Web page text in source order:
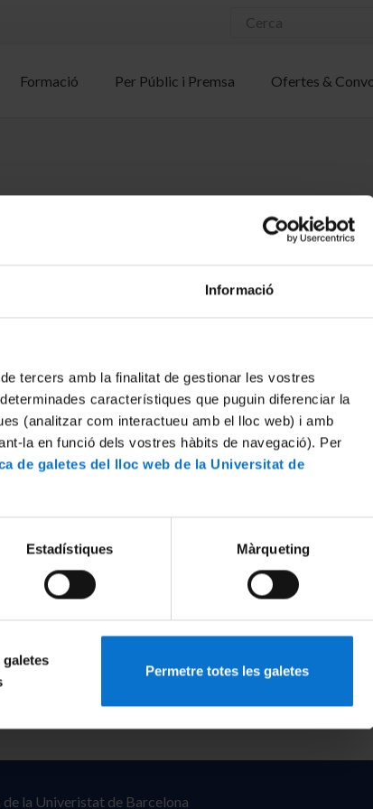
Informació
tercers amb la finalitat de gestionar les vostres
característiques que puguin diferenciar la
(analitzar com interactueu amb el lloc web) i amb
la en funció dels vostres hàbits de navegació). Per
de galetes del lloc web de la Universitat de
Estadístiques Màrqueting
Permetre totes les galetes
Formació Per Públic i Premsa Ofertes &
la Univeristat de Barcelona